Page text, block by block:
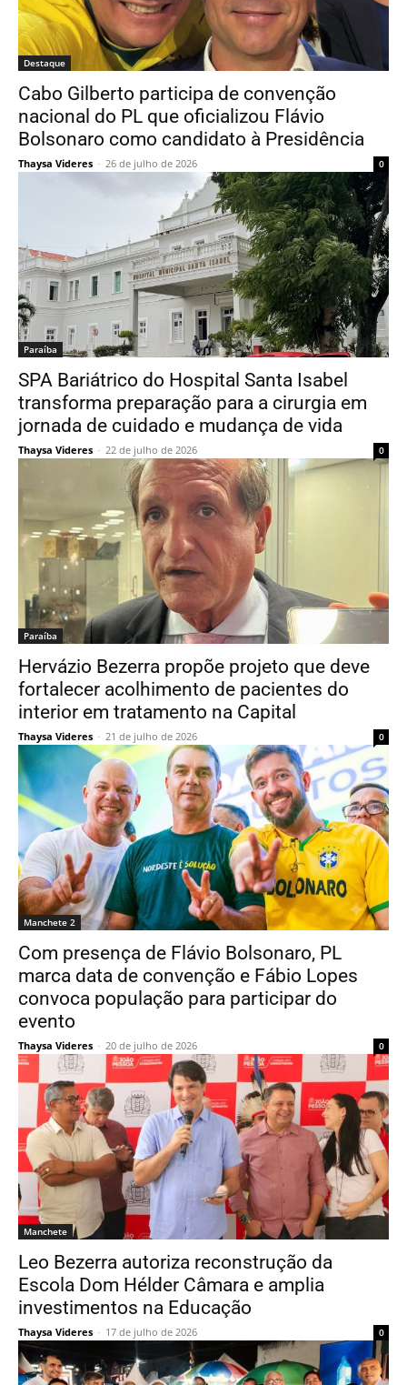
Destaque
Cabo Gilberto participa de convenção
nacional do PL que oficializou Flávio
Bolsonaro como candidato à Presidência
Thaysa Videres - 26 de julho de 2026 0
Paraí­ba
SPA Bariátrico do Hospital Santa Isabel
transforma preparação para a cirurgia em
jornada de cuidado e mudança de vida
Thaysa Videres - 22 de julho de 2026 0
Paraí­ba
Hervázio Bezerra propõe projeto que deve
fortalecer acolhimento de pacientes do
interior em tratamento na Capital
Thaysa Videres - 21 de julho de 2026 0
Manchete 2
Com presença de Flávio Bolsonaro, PL
marca data de convenção e Fábio Lopes
convoca população para participar do
evento
Thaysa Videres - 20 de julho de 2026 0
Manchete
Leo Bezerra autoriza reconstrução da
Escola Dom Hélder Câmara e amplia
investimentos na Educação
Thaysa Videres - 17 de julho de 2026 0